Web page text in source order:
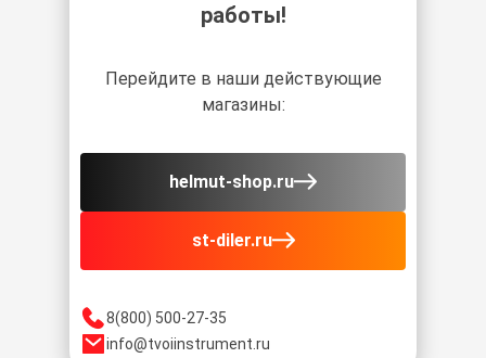
8(800) 500-27-35
info@tvoiinstrument.ru
работы!
Перейдите в наши действующие
магазины:
helmut-shop.ru
st-diler.ru